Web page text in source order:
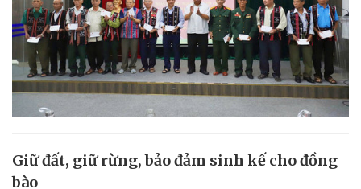
Giữ đất, giữ rừng, bảo đảm sinh kế cho đồng
bào